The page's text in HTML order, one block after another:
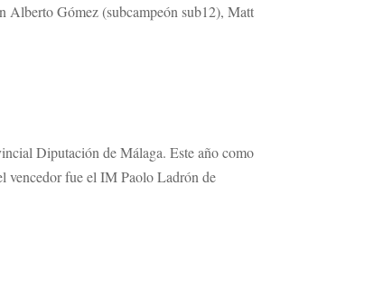
Alberto Gómez (subcampeón sub12), Matt
Diputación de Málaga. Este año como
vencedor fue el IM Paolo Ladrón de